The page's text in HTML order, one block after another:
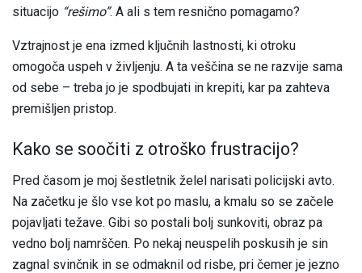
situacijo “rešimo”. A ali s tem resnično pomagamo?
Vztrajnost je ena izmed ključnih lastnosti, ki otroku
omogoča uspeh v življenju. A ta veščina se ne razvije sama
od sebe – treba jo je spodbujati in krepiti, kar pa zahteva
premišljen pristop.
Kako se soočiti z otroško frustracijo?
Pred časom je moj šestletnik želel narisati policijski avto.
Na začetku je šlo vse kot po maslu, a kmalu so se začele
pojavljati težave. Gibi so postali bolj sunkoviti, obraz pa
vedno bolj namrščen. Po nekaj neuspelih poskusih je sin
zagnal svinčnik in se odmaknil od risbe, pri čemer je jezno